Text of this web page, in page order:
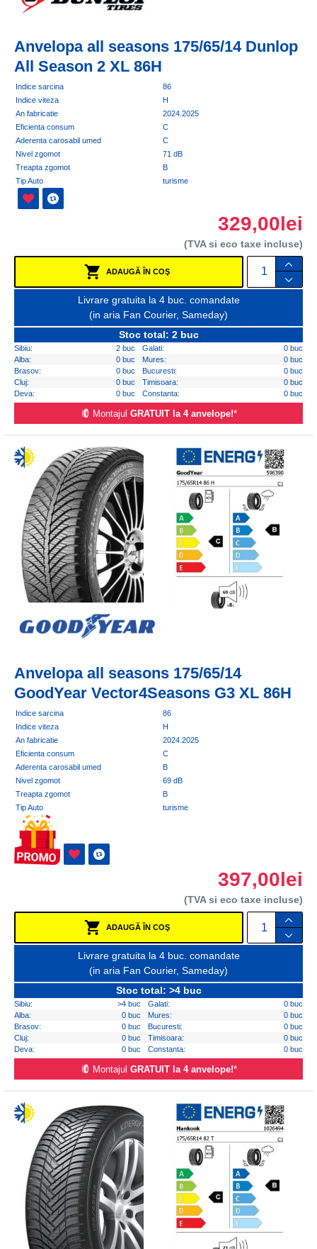
Anvelopa all seasons 175/65/14 Dunlop
All Season 2 XL 86H
Indice sarcina
86
Indice viteza
H
An fabricatie
2024.2025
Eficienta consum
C
Aderenta carosabil umed
C
Nivel zgomot
71 dB
Treapta zgomot
B
Tip Auto
turisme
329,00lei
(TVA si eco taxe incluse)
ADAUGĂ ÎN COŞ
Livrare gratuita la 4 buc. comandate
(in aria Fan Courier, Sameday)
Stoc total: 2 buc
Sibiu: 2 buc Galati:
0 buc
Alba:
0 buc Mures:
0 buc
Brasov:
0 buc Bucuresti:
0 buc
Cluj:
0 buc Timisoara:
0 buc
Deva:
0 buc Constanta: 0 buc
Montajul GRATUIT la 4 anvelope!*
Anvelopa all seasons 175/65/14
GoodYear Vector4Seasons G3 XL 86H
Indice sarcina
86
Indice viteza
H
An fabricatie
2024.2025
Eficienta consum
C
Aderenta carosabil umed
B
Nivel zgomot
69 dB
Treapta zgomot
B
Tip Auto
turisme
397,00lei
(TVA si eco taxe incluse)
ADAUGĂ ÎN COŞ
Livrare gratuita la 4 buc. comandate
(in aria Fan Courier, Sameday)
Stoc total: >4 buc
Sibiu: >4 buc Galati:
0 buc
Alba:
0 buc Mures:
0 buc
Brasov:
0 buc Bucuresti:
0 buc
Cluj:
0 buc Timisoara:
0 buc
Deva:
0 buc Constanta: 0 buc
Montajul GRATUIT la 4 anvelope!*